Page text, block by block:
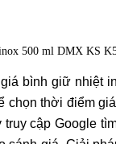
500 ml DMX KS
bình giữ nhiệt
chọn thời điểm
truy cập Google